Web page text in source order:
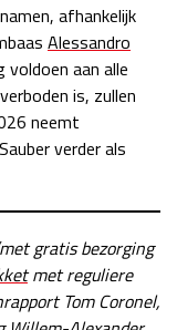
afhankelijk
Alessandro
voldoen aan alle
is, zullen
neemt
verder als
gratis bezorging
met reguliere
Tom Coronel,